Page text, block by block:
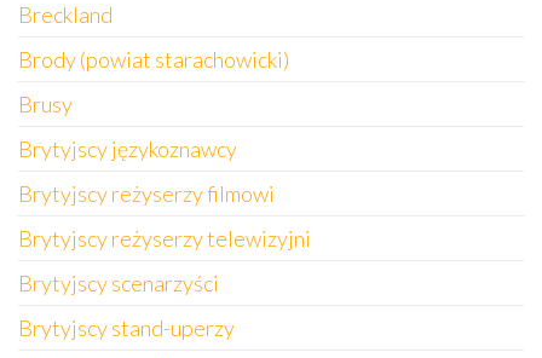
Breckland
Brody (powiat starachowicki)
Brusy
Brytyjscy językoznawcy
Brytyjscy reżyserzy filmowi
Brytyjscy reżyserzy telewizyjni
Brytyjscy scenarzyści
Brytyjscy stand-uperzy